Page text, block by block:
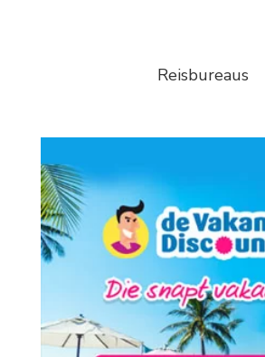
Reisbureaus